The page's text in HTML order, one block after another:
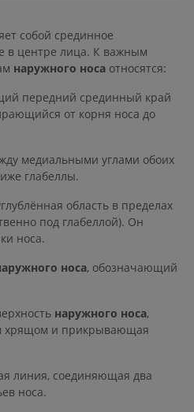
собой срединное
в центре лица. К важным
наружного носа относятся:
передний срединный край
от корня носа до
медиальными углами обоих
глабеллы.
область в пределах
под глабеллой). Он
носа.
носа, обозначающий
наружного носа,
хрящом и прикрывающая
линия, соединяющая два
носа.